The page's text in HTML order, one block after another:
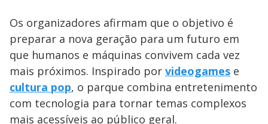
Os organizadores afirmam que o objetivo é
preparar a nova geração para um futuro em
que humanos e máquinas convivem cada vez
mais próximos. Inspirado por videogames e
cultura pop, o parque combina entretenimento
com tecnologia para tornar temas complexos
mais acessíveis ao público geral.